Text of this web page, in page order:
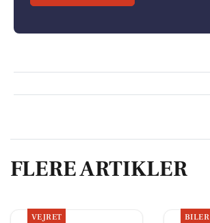
FLERE ARTIKLER
VEJRET BILER